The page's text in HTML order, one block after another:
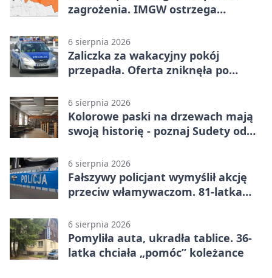
zagrożenia. IMGW ostrzega
6 sierpnia 2026
Zaliczka za wakacyjny pokój
przepadła. Oferta zniknęła po
6 sierpnia 2026
Kolorowe paski na drzewach mają
swoją historię - poznaj Sudety od
6 sierpnia 2026
Fałszywy policjant wymyślił akcję
przeciw włamywaczom. 81-latka
6 sierpnia 2026
Pomyliła auta, ukradła tablice. 36-
latka chciała „pomóc” koleżance